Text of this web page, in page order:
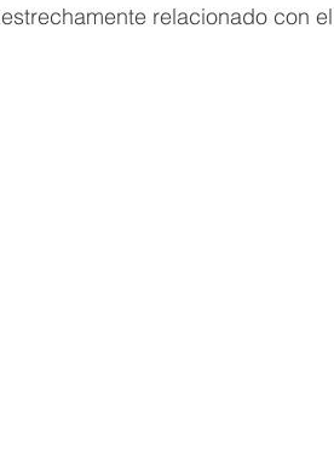
estrechamente relacionado con